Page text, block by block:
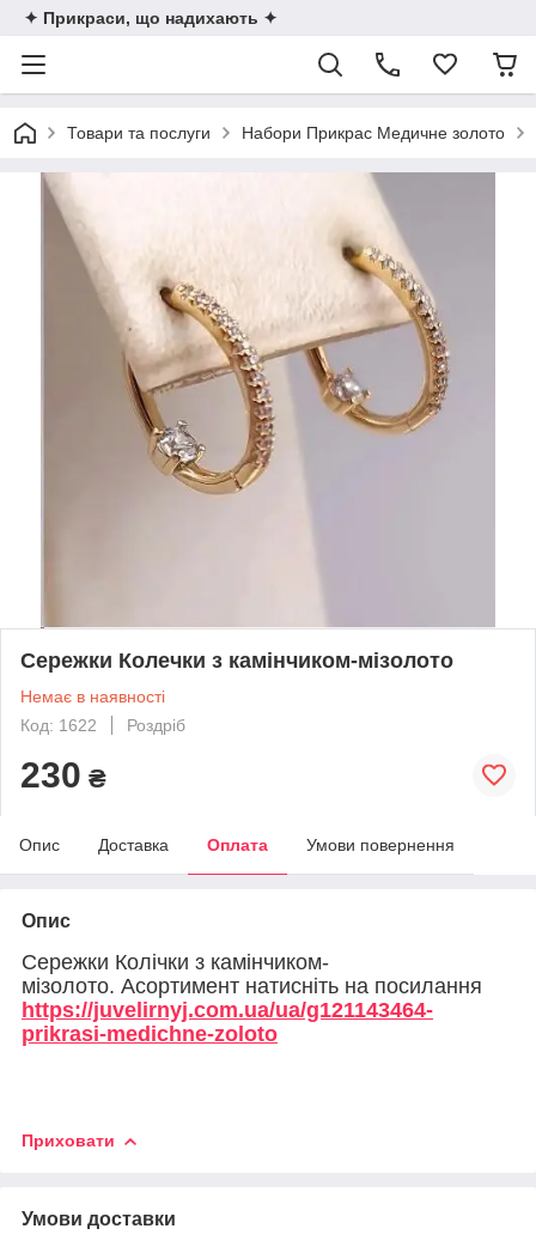
✦ Прикраси, що надихають ✦
Товари та послуги Набори Прикрас Медичне золото
Сережки Колечки з камінчиком-мізолото
Немає в наявності
Код: 1622
Роздріб
230 ₴
Опис Доставка Оплата Умови повернення
Опис
Сережки Колічки з камінчиком-
мізолото. Асортимент натисніть на посилання
https://juvelirnyj.com.ua/ua/g121143464-
prikrasi-medichne-zoloto
Приховати
Умови доставки